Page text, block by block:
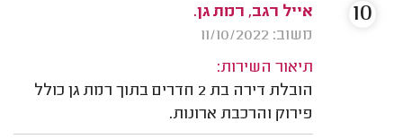
אייל רגב, רמת גן.
משוב: 11/10/2022
תיאור השירות:
הובלת דירה בת 2 חדרים בתוך רמת גן כולל
פירוק והרכבת ארונות.
10